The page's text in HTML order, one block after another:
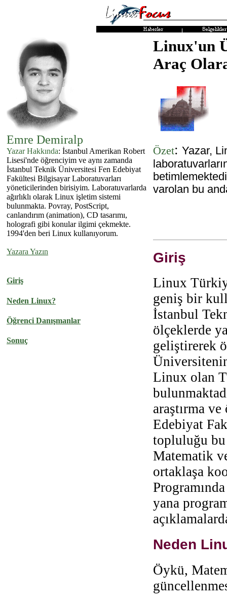
Emre Demiralp
Yazar Hakkında: İstanbul Amerikan Robert
Lisesi'nde öğrenciyim ve aynı zamanda
İstanbul Teknik Üniversitesi Fen Edebiyat
Fakültesi Bilgisayar Laboratuvarları
yöneticilerinden birisiyim. Laboratuvarlarda
ağırlıklı olarak Linux işletim sistemi
bulunmakta. Povray, PostScript,
canlandırım (animation), CD tasarımı,
holografi gibi konular ilgimi çekmekte.
1994'den beri Linux kullanıyorum.
Yazara Yazın
Giriş
Neden Linux?
Öğrenci Danışmanlar
Sonuç
Linux'un
Araç
Özet: Yazar,
varolan bu
Giriş
Linux
geniş bir
İstanbul
ölçeklerde
geliştirerek
Linux olan
araştırma ve
Edebiyat
topluluğu bu
Matematik
ortaklaşa
yana
Neden
Öykü,